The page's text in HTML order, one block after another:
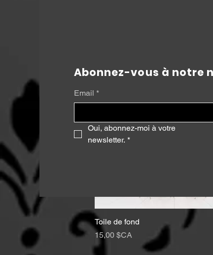
Aperçu rapide
Toile de fond
Prix
15,00 $CA
Abonnez-vous à notre
Email *
Oui, abonnez-moi à votre
newsletter. *